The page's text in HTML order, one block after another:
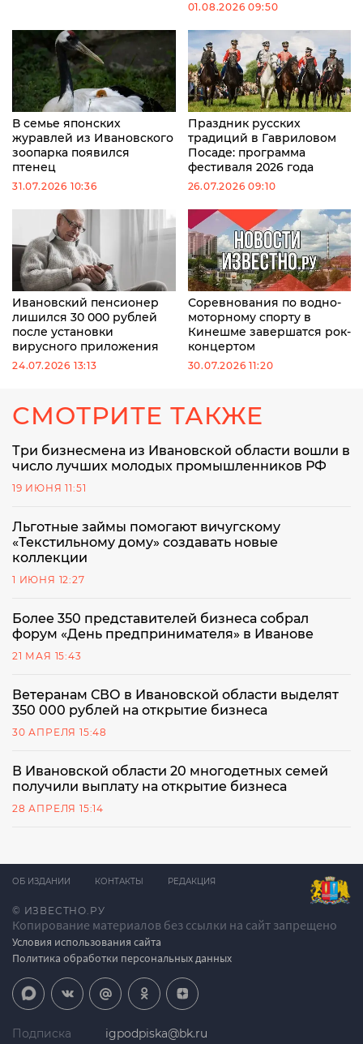
01.08.2026 09:50
В семье японских
журавлей из Ивановского
зоопарка появился
птенец
31.07.2026 10:36
Праздник русских
традиций в Гавриловом
Посаде: программа
фестиваля 2026 года
26.07.2026 09:10
Ивановский пенсионер
лишился 30 000 рублей
после установки
вирусного приложения
24.07.2026 13:13
Соревнования по водно-
моторному спорту в
Кинешме завершатся рок-
концертом
30.07.2026 11:20
СМОТРИТЕ ТАКЖЕ
Три бизнесмена из Ивановской области вошли в
число лучших молодых промышленников РФ
19 ИЮНЯ 11:51
Льготные займы помогают вичугскому
«Текстильному дому» создавать новые
коллекции
1 ИЮНЯ 12:27
Более 350 представителей бизнеса собрал
форум «День предпринимателя» в Иванове
21 МАЯ 15:43
Ветеранам СВО в Ивановской области выделят
350 000 рублей на открытие бизнеса
30 АПРЕЛЯ 15:48
В Ивановской области 20 многодетных семей
получили выплату на открытие бизнеса
28 АПРЕЛЯ 15:14
© ИЗВЕСТНО.РУ
Копирование материалов без ссылки на сайт запрещено
Условия использования сайта
Политика обработки персональных данных
ОБ ИЗДАНИИ КОНТАКТЫ РЕДАКЦИЯ
Подписка igpodpiska@bk.ru